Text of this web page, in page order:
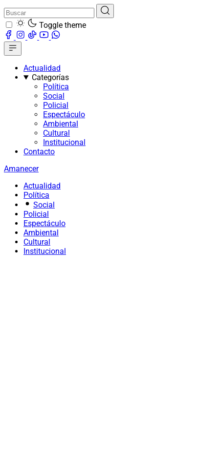
Toggle theme
Actualidad
Categorías
Política
Social
Policial
Espectáculo
Ambiental
Cultural
Institucional
Contacto
Amanecer
Actualidad
Política
Social
Policial
Espectáculo
Ambiental
Cultural
Institucional